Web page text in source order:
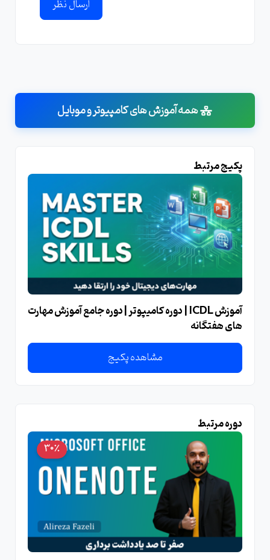
ارسال نظر
همه آموزش های کامپیوتر و موبایل
پکیج مرتبط
آموزش ICDL | دوره کامیپوتر | دوره جامع آموزش مهارت
های هفتگانه
مشاهده پکیج
دوره مرتبط
30٪